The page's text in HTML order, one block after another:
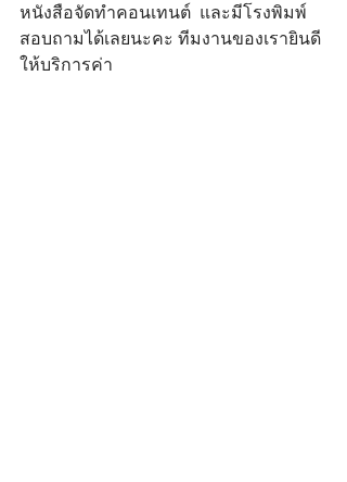
หนังสือจัดทำคอนเทนต์  และมีโรงพิมพ์
สอบถามได้เลยนะคะ ทีมงานของเรายินดี
ให้บริการค่า